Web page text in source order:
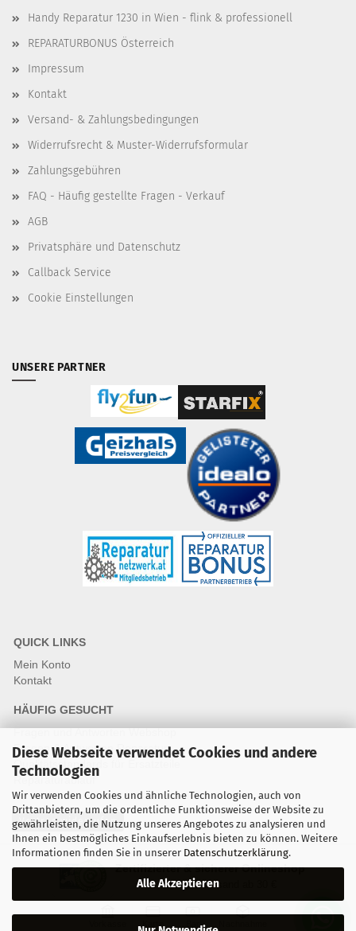
Diese Webseite verwendet Cookies und andere
Technologien
Wir verwenden Cookies und ähnliche Technologien, auch von
Drittanbietern, um die ordentliche Funktionsweise der Website zu
gewährleisten, die Nutzung unseres Angebotes zu analysieren und
Ihnen ein bestmögliches Einkaufserlebnis bieten zu können. Weitere
Informationen finden Sie in unserer Datenschutzerklärung.
Alle Akzeptieren
Handy Reparatur 1230 in Wien - flink & professionell
REPARATURBONUS Österreich
Impressum
Kontakt
Versand- & Zahlungsbedingungen
Widerrufsrecht & Muster-Widerrufsformular
Zahlungsgebühren
FAQ - Häufig gestellte Fragen - Verkauf
AGB
Privatsphäre und Datenschutz
Callback Service
Cookie Einstellungen
UNSERE PARTNER
QUICK LINKS
Mein Konto
Kontakt
HÄUFIG GESUCHT
Fragen und Antworten Webshop
Fragen & Antworten Reparatur
Qualitätsstandards für Ersatzteile
Reparaturablauf
Vertrag widerrufen
Zertifizierter & sicherer Onlineshop
Kostenloser Versand ab 30 €